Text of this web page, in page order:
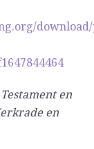
download/
en
en